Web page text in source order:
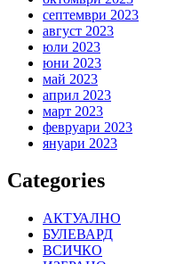
септември 2023
август 2023
юли 2023
юни 2023
май 2023
април 2023
март 2023
февруари 2023
януари 2023
Categories
АКТУАЛНО
БУЛЕВАРД
ВСИЧКО